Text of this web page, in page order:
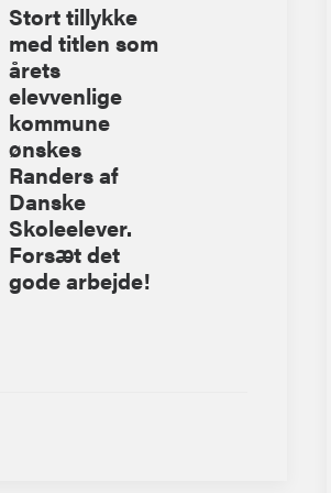
Stort tillykke
med titlen som
årets
elevvenlige
kommune
ønskes
Randers af
Danske
Skoleelever.
Forsæt det
gode arbejde!